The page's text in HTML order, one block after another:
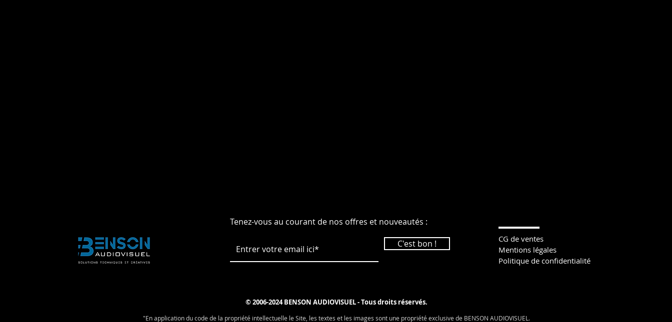
Tenez-vous au courant de nos offres et nouveautés :
C'est bon !
CG de ventes
Mentions légales
Politique de confidentialité
© 2006-2024 BENSON AUDIOVISUEL - Tous droits réservés.
"En application du code de la propriété intellectuelle le Site, les textes et les images sont une propriété exclusive de BENSON AUDIOVISUEL.